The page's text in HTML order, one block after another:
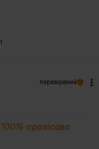
перевірений
арахісова